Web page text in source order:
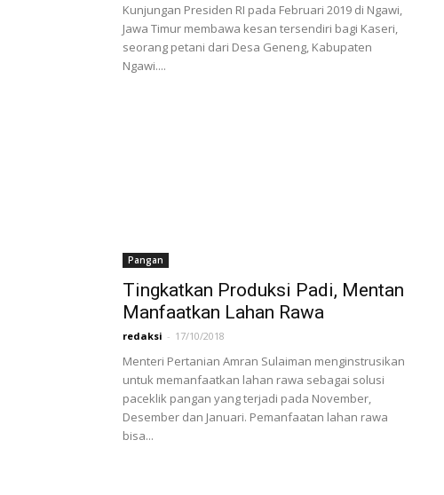
Kunjungan Presiden RI pada Februari 2019 di Ngawi,
Jawa Timur membawa kesan tersendiri bagi Kaseri,
seorang petani dari Desa Geneng, Kabupaten
Ngawi....
Pangan
Tingkatkan Produksi Padi, Mentan
Manfaatkan Lahan Rawa
redaksi - 17/10/2018
Menteri Pertanian Amran Sulaiman menginstrusikan
untuk memanfaatkan lahan rawa sebagai solusi
paceklik pangan yang terjadi pada November,
Desember dan Januari. Pemanfaatan lahan rawa
bisa...